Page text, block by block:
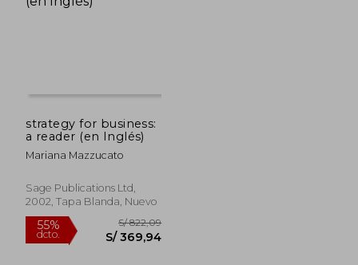
strategy for business:
a reader (en Inglés)
Mariana Mazzucato
Sage Publications Ltd,
2002, Tapa Blanda, Nuevo